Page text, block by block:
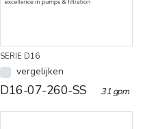
SERIE D16
vergelijken
D16-07-260-SS 31 gpm